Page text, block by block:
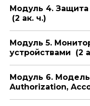
Модуль 4. Защита
(2 ак. ч.)
Модуль 5.
устройствами (2
Модуль 6.
Authorization,